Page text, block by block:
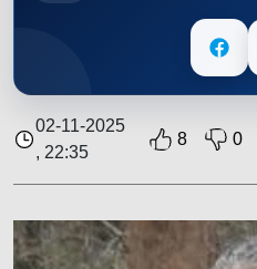
02-11-2025
, 22:35
8 0